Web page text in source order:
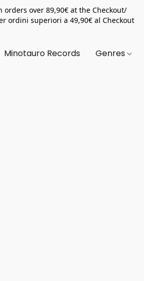
orders over 89,90€ at the Checkout/
ordini superiori a 49,90€ al Checkout
Minotauro Records Genres